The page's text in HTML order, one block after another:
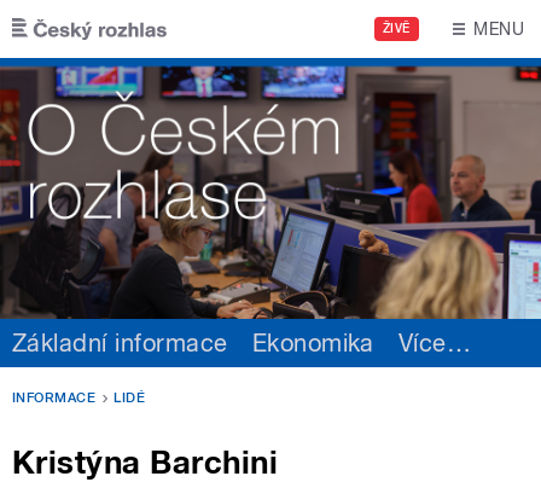
Přejít k hlavnímu obsahu
ŽIVĚ MENU
Základní informace Ekonomika Více…
INFORMACE LIDÉ
Kristýna Barchini